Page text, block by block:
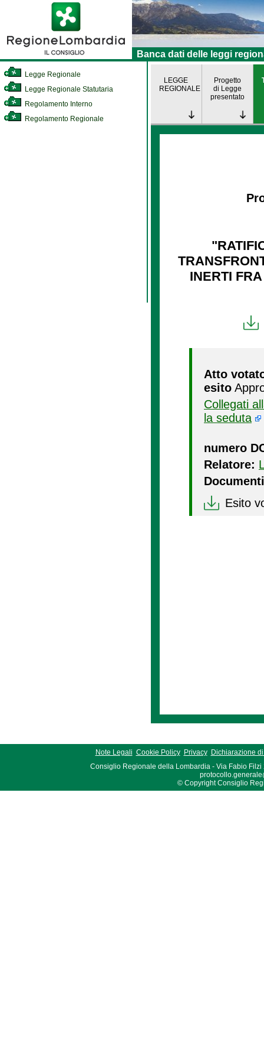
Banca dati delle leggi
Legge Regionale
Legge Regionale Statutaria
Regolamento Interno
Regolamento Regionale
LEGGE
REGIONALE
Progetto
di Legge
presentato
INERTI
Atto
esito
Collegati
la seduta
numero
Relatore:
Esito
Note Legali Cookie Policy Privacy
Dichiarazione
Consiglio Regionale della Lombardia - Via Fabio Filzi
© Copyright Consiglio